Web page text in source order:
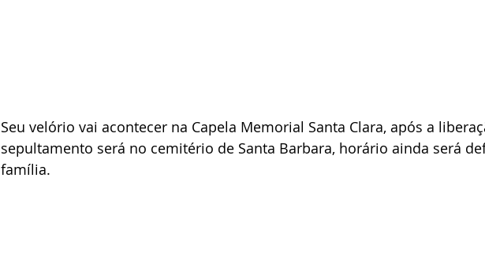
Seu velório vai acontecer na Capela Memorial Santa Clara, após a
sepultamento será no cemitério de Santa Barbara, horário ainda será
família.